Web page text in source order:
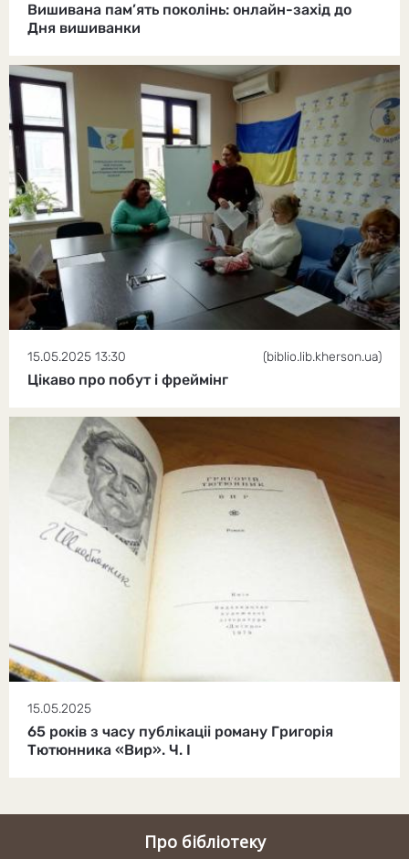
Вишивана пам’ять поколінь: онлайн-захід до
Дня вишиванки
15.05.2025 13:30 (biblio.lib.kherson.ua)
Цікаво про побут і фреймінг
15.05.2025
65 років з часу публікаціі роману Григорія
Тютюнника «Вир». Ч. I
Про бібліотеку